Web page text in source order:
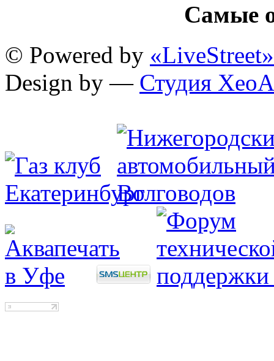
Самые
© Powered by «LiveStreet»
Design by — Студия